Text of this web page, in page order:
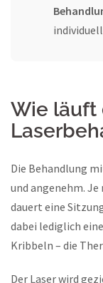
Wie läuft
Die Behandlung
und angenehm.
dauert eine
dabei lediglich
Kribbeln – die
Der Laser wird